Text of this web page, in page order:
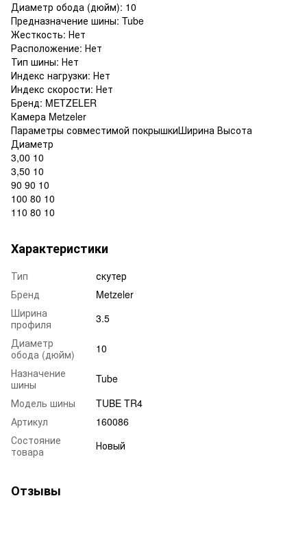
Диаметр обода (дюйм): 10
Предназначение шины: Tube
Жесткость: Нет
Расположение: Нет
Тип шины: Нет
Индекс нагрузки: Нет
Индекс скорости: Нет
Бренд: METZELER
Камера Metzeler
Параметры совместимой покрышкиШирина Высота
Диаметр
3,00 10
3,50 10
90 90 10
100 80 10
110 80 10
Характеристики
Тип
скутер
Бренд
Metzeler
Ширина
профиля
3.5
Диаметр
обода (дюйм)
10
Назначение
шины
Tube
Модель шины
TUBE TR4
Артикул
160086
Состояние
товара
Новый
Отзывы